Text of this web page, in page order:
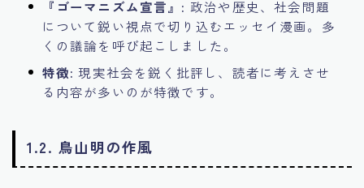
『ゴーマニズム宣言』: 政治や歴史、社会問題
について鋭い視点で切り込むエッセイ漫画。多
くの議論を呼び起こしました。
特徴: 現実社会を鋭く批評し、読者に考えさせ
る内容が多いのが特徴です。
1.2. 鳥山明の作風